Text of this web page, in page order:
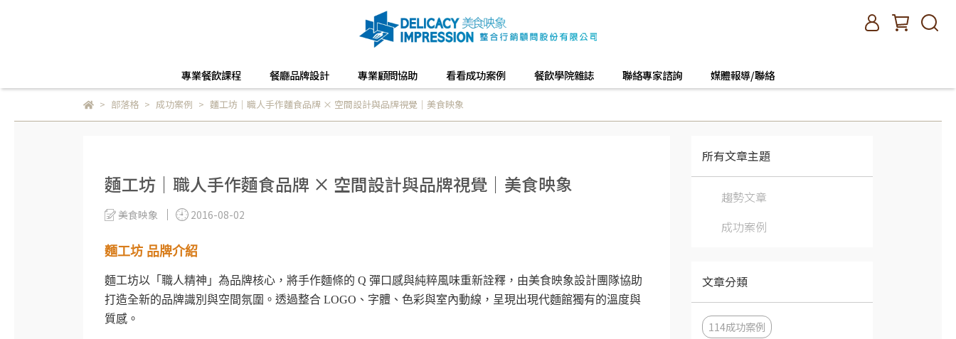
專業餐飲課程 餐廳品牌設計 專業顧問協助 看看成功案例 餐飲學院雜誌 聯絡專家諮詢 媒體報導/聯絡
部落格 成功案例 麵工坊｜職人手作麵食品牌 × 空間設計與品牌視覺｜美食映象
麵工坊｜職人手作麵食品牌 × 空間設計與品牌視覺｜美食映象
美食映象 2016-08-02
麵工坊 品牌介紹
麵工坊以「職人精神」為品牌核心，將手作麵條的 Q 彈口感與純粹風味重新詮釋，由美食映象設計團隊協助
打造全新的品牌識別與空間氛圍。透過整合 LOGO、字體、色彩與室內動線，呈現出現代麵館獨有的溫度與
質感。
所有文章主題
趨勢文章
成功案例
文章分類
114成功案例